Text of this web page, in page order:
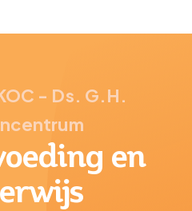
- Ds. G.H.
en